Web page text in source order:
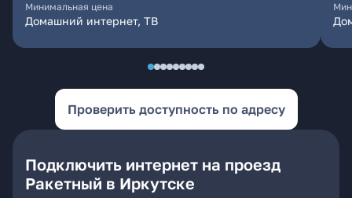
Минимальная цена
Домашний интернет, ТВ
Проверить доступность по адресу
Подключить интернет на проезд
Ракетный в Иркутске